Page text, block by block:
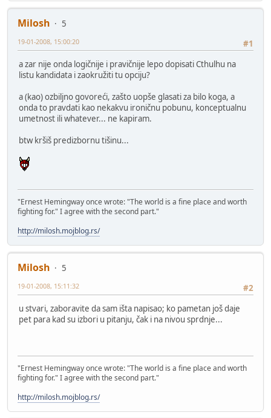
Milosh
5
#1
19-01-2008, 15:00:20
a zar nije onda logičnije i pravičnije lepo dopisati Cthulhu na
listu kandidata i zaokružiti tu opciju?
a (kao) ozbiljno govoreći, zašto uopše glasati za bilo koga, a
onda to pravdati kao nekakvu ironičnu pobunu, konceptualnu
umetnost ili whatever... ne kapiram.
btw kršiš predizbornu tišinu...
"Ernest Hemingway once wrote: "The world is a fine place and worth
fighting for." I agree with the second part."
http://milosh.mojblog.rs/
Milosh
5
#2
19-01-2008, 15:11:32
u stvari, zaboravite da sam išta napisao; ko pametan još daje
pet para kad su izbori u pitanju, čak i na nivou sprdnje...
"Ernest Hemingway once wrote: "The world is a fine place and worth
fighting for." I agree with the second part."
http://milosh.mojblog.rs/